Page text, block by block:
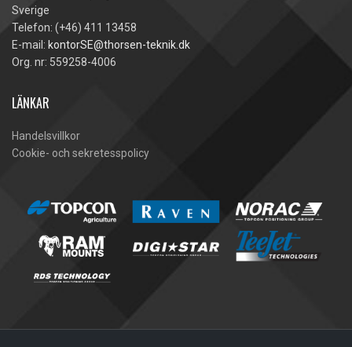
Sverige
Telefon: (+46) 411 13458
E-mail: kontorSE@thorsen-teknik.dk
Org. nr: 559258-4006
LÄNKAR
Handelsvillkor
Cookie- och sekretesspolicy